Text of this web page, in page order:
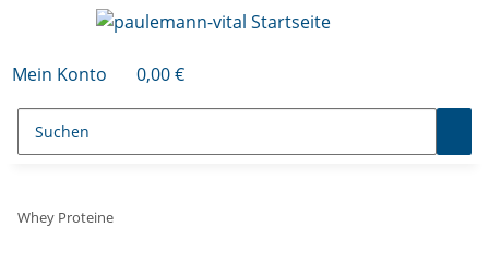
Mein Konto 0,00 €
Whey Proteine